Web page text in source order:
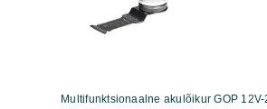
Multifunktsionaalne akulõikur GOP